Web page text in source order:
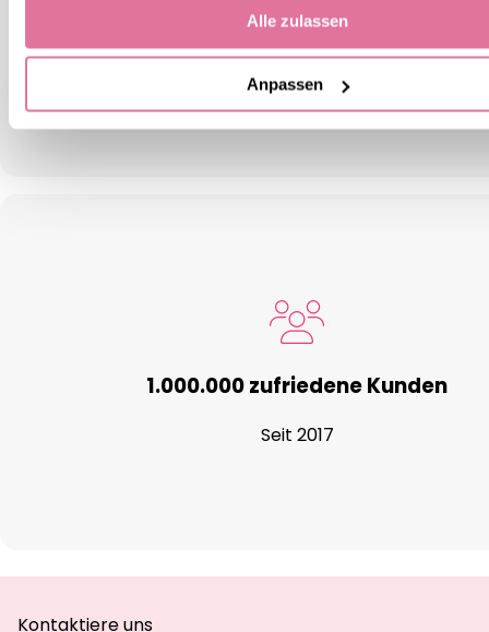
Alle zulassen
Anpassen
Schnelle Lieferung
3-6 Werktage
1.000.000 zufriedene Kunden
Seit 2017
Kontaktiere uns